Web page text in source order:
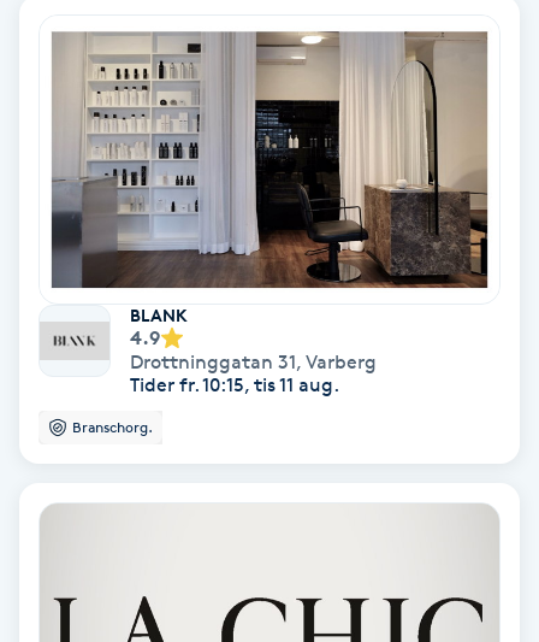
Nagelförlängning gelé
Nagelförlängning glasfiber
Nagelförlängning silke
Nagelförstärkning
Nagelklippning
Nagelsvamp
Nageltrång
Naglar reparation
BLANK
4.9
Drottninggatan 31, Varberg
Tider fr. 10:15, tis 11 aug.
Branschorg.